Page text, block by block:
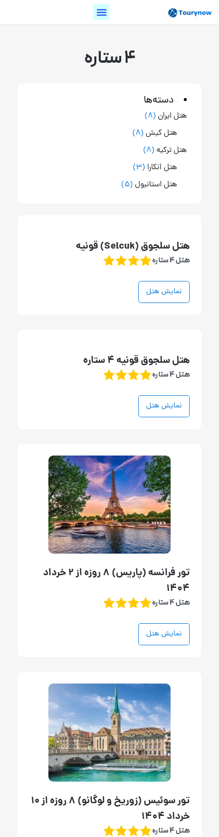
4 ستاره
دسته‌ها
هتل ایران (8)
هتل کیش (8)
هتل ترکیه (8)
هتل آنکارا (3)
هتل استانبول (5)
هتل سلجوق (Selcuk) قونیه
هتل 4 ستاره
نمایش هتل
هتل سلجوق قونیه ۴ ستاره
هتل 4 ستاره
نمایش هتل
تور فرانسه (پاریس) 8 روزه از 2 خرداد
1404
هتل 4 ستاره
نمایش هتل
تور سوئیس (زوریخ و لوگانو) 8 روزه از 10
خرداد 1404
هتل 4 ستاره